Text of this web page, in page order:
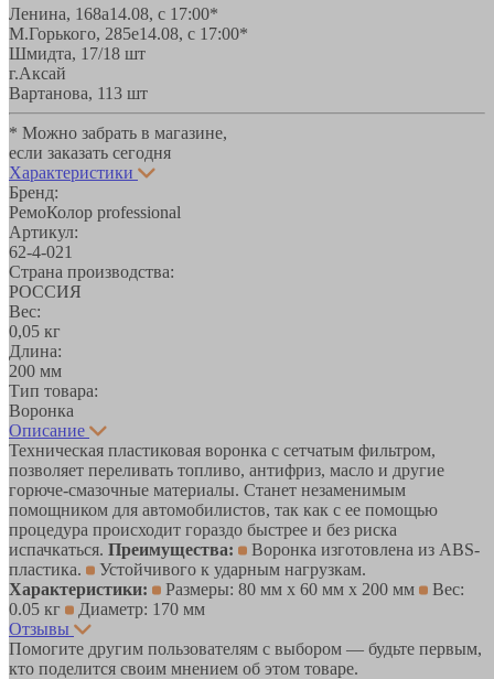
Ленина, 168а14.08, с 17:00*
М.Горького, 285е14.08, с 17:00*
Шмидта, 17/18 шт
г.Аксай
Вартанова, 113 шт
* Можно забрать в магазине,
если заказать сегодня
Характеристики
Бренд:
РемоКолор professional
Артикул:
62-4-021
Страна производства:
РОССИЯ
Вес:
0,05 кг
Длина:
200 мм
Тип товара:
Воронка
Описание
Техническая пластиковая воронка с сетчатым фильтром,
позволяет переливать топливо, антифриз, масло и другие
горюче-смазочные материалы. Станет незаменимым
помощником для автомобилистов, так как с ее помощью
процедура происходит гораздо быстрее и без риска
испачкаться. Преимущества:
Воронка изготовлена из ABS-
пластика.
Устойчивого к ударным нагрузкам.
Характеристики:
Размеры: 80 мм x 60 мм x 200 мм
Вес:
0.05 кг
Диаметр: 170 мм
Отзывы
Помогите другим пользователям с выбором — будьте первым,
кто поделится своим мнением об этом товаре.